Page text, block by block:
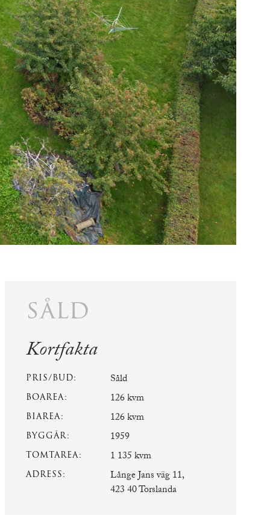
såld
Kortfakta
PRIS/BUD: Såld
BOAREA: 126 kvm
BIAREA: 126 kvm
BYGGÅR: 1959
TOMTAREA: 1 135 kvm
ADRESS:
Långe Jans väg 11,
423 40 Torslanda